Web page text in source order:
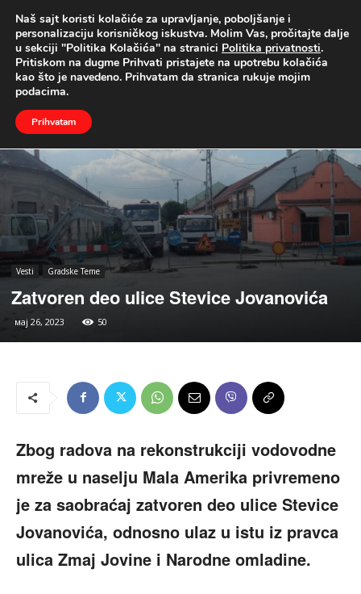
UŽIVO
Naslovna Vesti Gradske Teme
Vesti Gradske Teme
Zatvoren deo ulice Stevice Jovanovića
мај 26, 2023 50
Zbog radova na rekonstrukciji vodovodne
mreže u naselju Mala Amerika privremeno
je za saobraćaj zatvoren deo ulice Stevice
Jovanovića, odnosno ulaz u istu iz pravca
ulica Zmaj Jovine i Narodne omladine.
Naš sajt koristi kolačiće za upravljanje, poboljšanje i
personalizaciju korisničkog iskustva. Molim Vas, pročitajte dalje
u sekciji "Politika Kolačića" na stranici Politika privatnosti.
Pritiskom na dugme Prihvati pristajete na upotrebu kolačića
kao što je navedeno. Prihvatam da stranica rukuje mojim
podacima.
Prihvatam